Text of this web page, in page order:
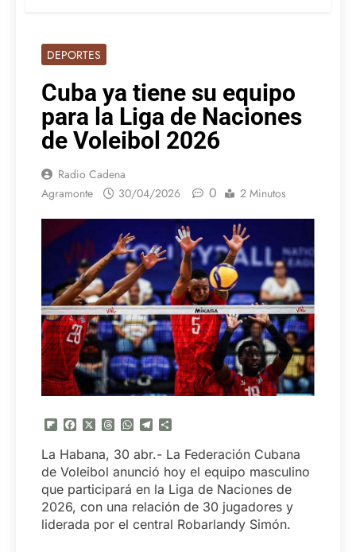
DEPORTES
Cuba ya tiene su equipo
para la Liga de Naciones
de Voleibol 2026
Radio Cadena
Agramonte
30/04/2026 0 2 Minutos
Flipboard
Facebook
X Threads
WhatsApp
Telegram
La Habana, 30 abr.- La Federación Cubana
de Voleibol anunció hoy el equipo masculino
que participará en la Liga de Naciones de
2026, con una relación de 30 jugadores y
liderada por el central Robarlandy Simón.